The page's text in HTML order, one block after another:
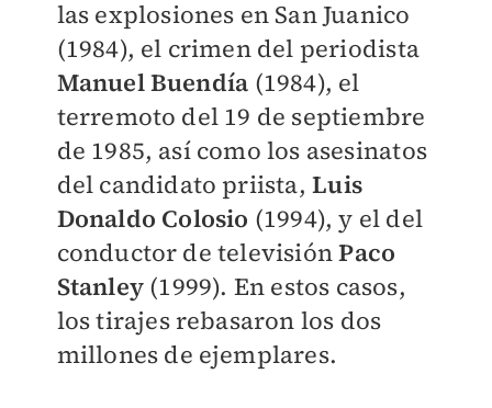
las explosiones en San Juanico
(1984), el crimen del periodista
Manuel Buendía (1984), el
terremoto del 19 de septiembre
de 1985, así como los asesinatos
del candidato priista,Luis
Donaldo Colosio (1994), y el del
conductor de televisiónPaco
Stanley(1999). En estos casos,
los tirajes rebasaron los dos
millones de ejemplares.